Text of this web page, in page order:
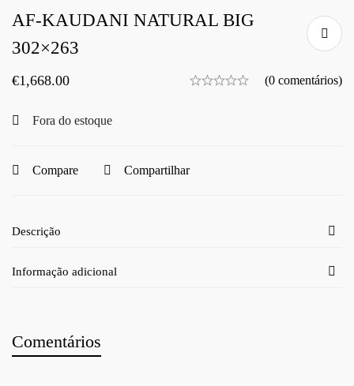
AF-KAUDANI NATURAL BIG
302×263
€1,668.00 (0 comentários)
Fora do estoque
Compare Compartilhar
Descrição
Informação adicional
Comentários